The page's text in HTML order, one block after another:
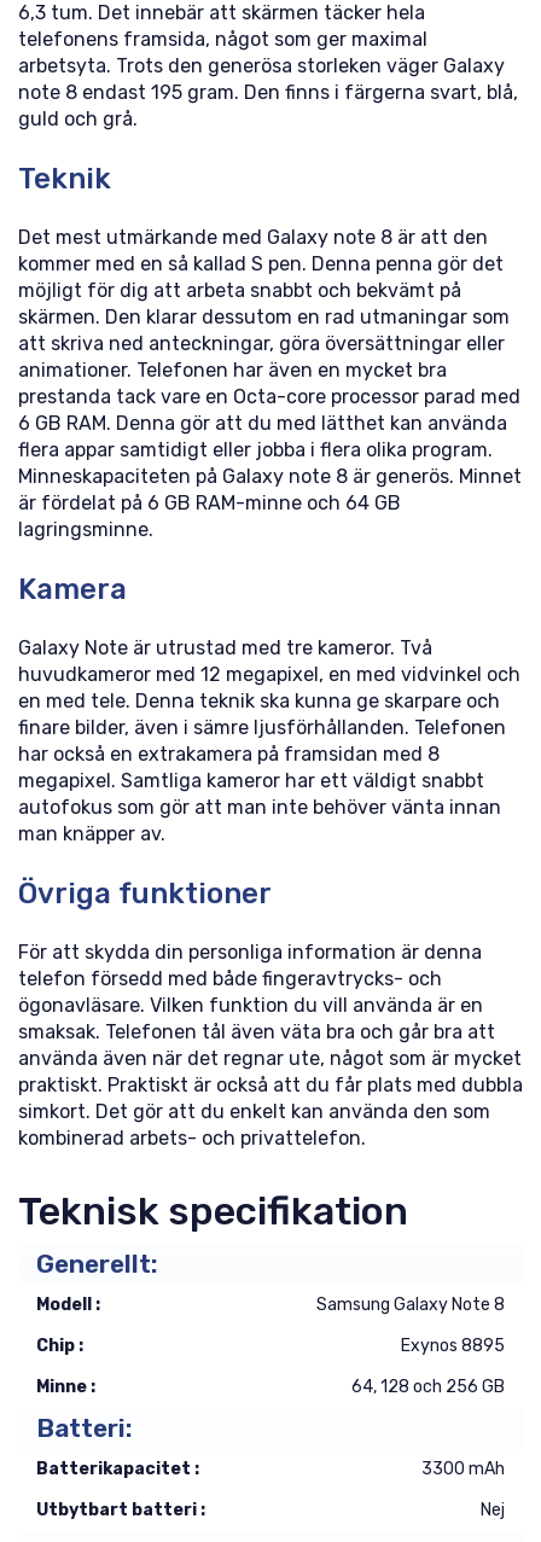
6,3 tum. Det innebär att skärmen täcker hela
telefonens framsida, något som ger maximal
arbetsyta. Trots den generösa storleken väger Galaxy
note 8 endast 195 gram. Den finns i färgerna svart, blå,
guld och grå.
Teknik
Det mest utmärkande med Galaxy note 8 är att den
kommer med en så kallad S pen. Denna penna gör det
möjligt för dig att arbeta snabbt och bekvämt på
skärmen. Den klarar dessutom en rad utmaningar som
att skriva ned anteckningar, göra översättningar eller
animationer. Telefonen har även en mycket bra
prestanda tack vare en Octa-core processor parad med
6 GB RAM. Denna gör att du med lätthet kan använda
flera appar samtidigt eller jobba i flera olika program.
Minneskapaciteten på Galaxy note 8 är generös. Minnet
är fördelat på 6 GB RAM-minne och 64 GB
lagringsminne.
Kamera
Galaxy Note är utrustad med tre kameror. Två
huvudkameror med 12 megapixel, en med vidvinkel och
en med tele. Denna teknik ska kunna ge skarpare och
finare bilder, även i sämre ljusförhållanden. Telefonen
har också en extrakamera på framsidan med 8
megapixel. Samtliga kameror har ett väldigt snabbt
autofokus som gör att man inte behöver vänta innan
man knäpper av.
Övriga funktioner
För att skydda din personliga information är denna
telefon försedd med både fingeravtrycks- och
ögonavläsare. Vilken funktion du vill använda är en
smaksak. Telefonen tål även väta bra och går bra att
använda även när det regnar ute, något som är mycket
praktiskt. Praktiskt är också att du får plats med dubbla
simkort. Det gör att du enkelt kan använda den som
kombinerad arbets- och privattelefon.
Teknisk specifikation
Generellt:
Modell :
Samsung Galaxy Note 8
Chip :
Exynos 8895
Minne :
64, 128 och 256 GB
Batteri:
Batterikapacitet :
3300 mAh
Utbytbart batteri :
Nej